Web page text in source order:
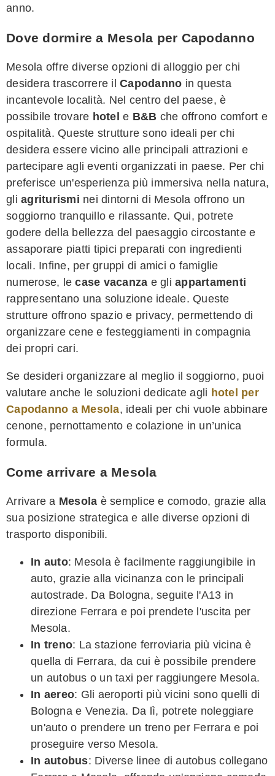
anno.
Dove dormire a Mesola per Capodanno
Mesola offre diverse opzioni di alloggio per chi
desidera trascorrere il Capodanno in questa
incantevole località. Nel centro del paese, è
possibile trovare hotel e B&B che offrono comfort e
ospitalità. Queste strutture sono ideali per chi
desidera essere vicino alle principali attrazioni e
partecipare agli eventi organizzati in paese. Per chi
preferisce un'esperienza più immersiva nella natura,
gli agriturismi nei dintorni di Mesola offrono un
soggiorno tranquillo e rilassante. Qui, potrete
godere della bellezza del paesaggio circostante e
assaporare piatti tipici preparati con ingredienti
locali. Infine, per gruppi di amici o famiglie
numerose, lecase vacanza e gli appartamenti
rappresentano una soluzione ideale. Queste
strutture offrono spazio e privacy, permettendo di
organizzare cene e festeggiamenti in compagnia
dei propri cari.
Se desideri organizzare al meglio il soggiorno, puoi
valutare anche le soluzioni dedicate agli hotel per
Capodanno a Mesola, ideali per chi vuole abbinare
cenone, pernottamento e colazione in un’unica
formula.
Come arrivare a Mesola
Arrivare a Mesola è semplice e comodo, grazie alla
sua posizione strategica e alle diverse opzioni di
trasporto disponibili.
In auto: Mesola è facilmente raggiungibile in
auto, grazie alla vicinanza con le principali
autostrade. Da Bologna, seguite l'A13 in
direzione Ferrara e poi prendete l'uscita per
Mesola.
In treno: La stazione ferroviaria più vicina è
quella di Ferrara, da cui è possibile prendere
un autobus o un taxi per raggiungere Mesola.
In aereo: Gli aeroporti più vicini sono quelli di
Bologna e Venezia. Da lì, potrete noleggiare
un'auto o prendere un treno per Ferrara e poi
proseguire verso Mesola.
In autobus: Diverse linee di autobus collegano